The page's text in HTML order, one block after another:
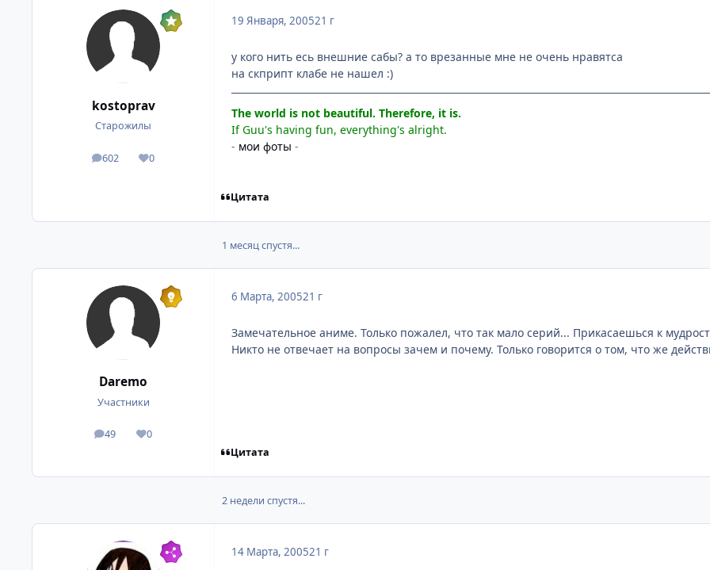
kostoprav
Старожилы
602
посты 0
Репутация
19 Января, 200521 г
у кого нить есь внешние сабы? а то врезанные мне не очень нравятса
на скприпт клабе не нашел :)
The world is not beautiful. Therefore, it is.
If Guu's having fun, everything's alright.
- мои фоты -
Цитата
1 месяц спустя...
Daremo
Участники
49
посты 0
Репутация
6 Марта, 200521 г
Замечательное аниме. Только пожалел, что так мало серий... Прикасаешься к
Никто не отвечает на вопросы зачем и почему. Только говорится о том, что же
Цитата
2 недели спустя...
14 Марта, 200521 г